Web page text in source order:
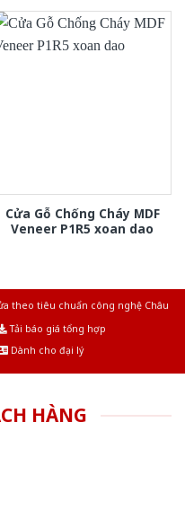
Cửa Gỗ Chống Cháy MDF
Veneer P1R5 xoan dao
theo tiêu chuẩn công nghệ Châu
Tải báo giá tổng hợp
Dành cho đại lý
HÀNG